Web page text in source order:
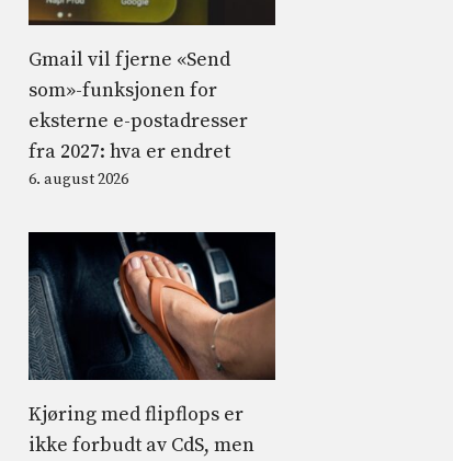
Gmail vil fjerne «Send
som»-funksjonen for
eksterne e-postadresser
fra 2027: hva er endret
6. august 2026
Kjøring med flipflops er
ikke forbudt av CdS, men